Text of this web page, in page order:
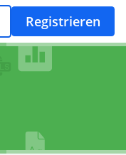
Registrieren